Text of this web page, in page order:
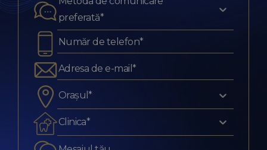
preferată*
Orașul*
Clinica*